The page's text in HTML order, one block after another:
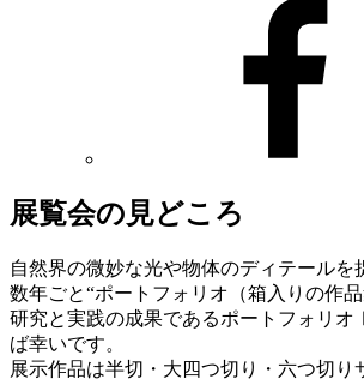
展覧会の見どころ
自然界の微妙な光や物体のディテール
数年ごと“ポートフォリオ（箱入りの作
研究と実践の成果であるポートフォリ
ば幸いです。
展示作品は半切・大四つ切り・六つ切